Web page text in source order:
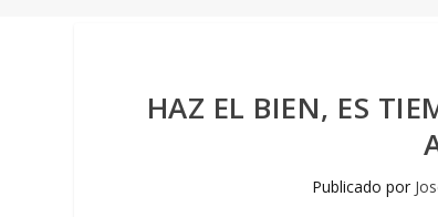
HAZ EL BIEN, ES
Publicado por